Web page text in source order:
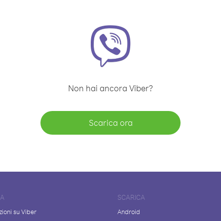
Non hai ancora Viber?
Scarica ora
su Viber
SCARICA
Android